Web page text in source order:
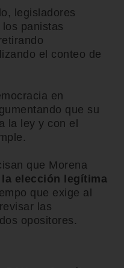
legisladores
panistas
el conteo de
en
que su
la ley y con el
que Morena
elección legítima
que exige al
las
opositores.